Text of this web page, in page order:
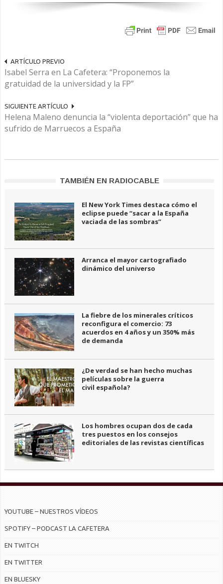
ARTÍCULO PREVIO
Isabel Serra en La Cafetera: “Proponemos la
gratuidad de la universidad y la FP”
SIGUIENTE ARTÍCULO
Helena Maleno denuncia la “violenta deportación” que ha
sufrido de Marruecos a España
TAMBIÉN EN RADIOCABLE
El New York Times destaca cómo el
eclipse puede “sacar a la España
vaciada de las sombras”
Arranca el mayor cartografiado
dinámico del universo
La fiebre de los minerales críticos
reconfigura el comercio: 73
acuerdos en 4 años y un 350% más
de demanda
¿De verdad se han hecho muchas
películas sobre la guerra
civil española?
Los hombres ocupan dos de cada
tres puestos en los consejos
editoriales de las revistas científicas
YOUTUBE – NUESTROS VÍDEOS
SPOTIFY – PODCAST LA CAFETERA
EN TWITCH
EN TWITTER
EN BLUESKY